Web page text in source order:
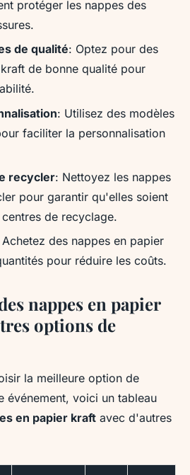
protéger les nappes des
de qualité: Optez pour des
de bonne qualité pour
: Utilisez des modèles
faciliter la personnalisation
recycler: Nettoyez les nappes
pour garantir qu'elles soient
de recyclage.
Achetez des nappes en papier
pour réduire les coûts.
nappes en papier
options de
la meilleure option de
événement, voici un tableau
en papier kraft avec d'autres